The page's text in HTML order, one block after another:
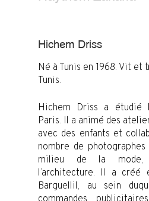
Hichem Driss
Né à Tunis en 1968. Vit et
Tunis.
Hichem Driss a étudié
Paris. Il a animé des
avec des enfants et
nombre de
milieu de la mode,
l’architecture. Il a créé
Barguellil, au sein